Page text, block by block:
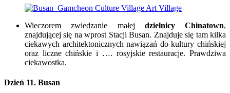
Wieczorem zwiedzanie małej dzielnicy Chinatown,
znajdującej się na wprost Stacji Busan. Znajduje się tam kilka
ciekawych architektonicznych nawiązań do kultury chińskiej
oraz liczne chińskie i …. rosyjskie restauracje. Prawdziwa
ciekawostka.
Dzień 11. Busan